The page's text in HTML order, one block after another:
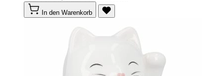
In den Warenkorb